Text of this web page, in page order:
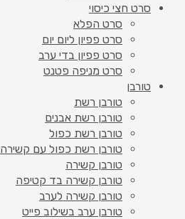
סרט חצי כיסוי
סרט הפלא
סרט פפיון ליום יום
סרט פפיון בדי ערב
סרט מניפה פטנט
טורבן
טורבן רשת
טורבן רשת אבנים
טורבן רשת כפול
טורבן רשת כפול עם קשירה
טורבן קשירה
טורבן קשירה בד קטיפה
טורבן קשירה לערב
טורבן ערב בשילוב פייט